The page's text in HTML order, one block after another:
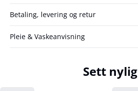
Betaling, levering og retur
Pleie & Vaskeanvisning
Sett nylig